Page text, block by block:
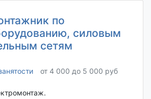
по
силовым
сетям
от 4 000 до 5 000 руб